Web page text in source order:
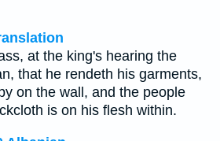
at the king's hearing the
that he rendeth his garments,
on the wall, and the people
is on his flesh within.